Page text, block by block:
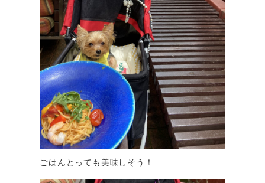
ごはんとっても美味しそう！